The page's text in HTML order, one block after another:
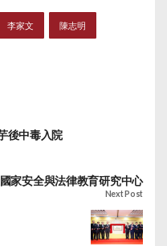
李家文 陳志明
後中毒入院
家安全與法律教育研究中心
Next Post